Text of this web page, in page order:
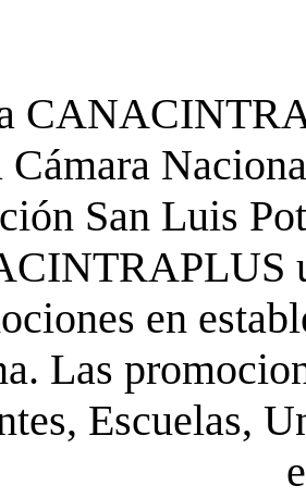
Cámara
San Luis
en
Las
Escuelas,